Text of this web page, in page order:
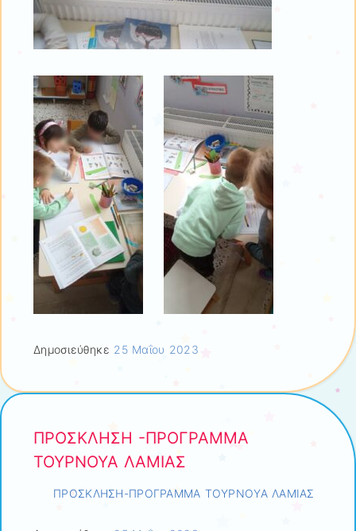
Δημοσιεύθηκε 25 Μαΐου 2023
ΠΡΟΣΚΛΗΣΗ -ΠΡΟΓΡΑΜΜΑ
ΤΟΥΡΝΟΥΑ ΛΑΜΙΑΣ
ΠΡΟΣΚΛΗΣΗ-ΠΡΟΓΡΑΜΜΑ ΤΟΥΡΝΟΥΑ ΛΑΜΙΑΣ